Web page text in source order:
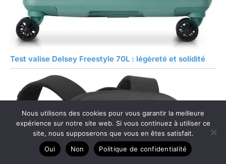
Test valise Delsey Freestyle 70L : légèreté et solidité
Nous utilisons des cookies pour vous garantir la meilleure
expérience sur notre site web. Si vous continuez à utiliser ce
site, nous supposerons que vous en êtes satisfait.
Oui
Non Politique de confidentialité